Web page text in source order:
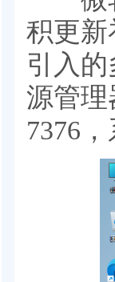
积更新
引入
源管理
7376